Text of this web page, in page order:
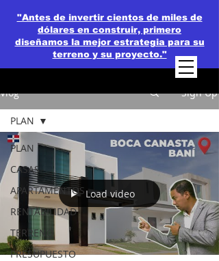
"Antes de invertir cientos de miles de
dólares en construir, primero
diseñamos la mejor estrategia para su
terreno y su proyecto."
Vlog Sign Up
PLAN
CASAS
APARTAMENTOS
RENTABILIDAD
TERRENO
PRESUPUESTO
PLAN
Load video